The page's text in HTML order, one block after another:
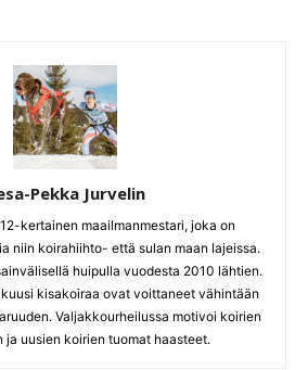
Pekka Jurvelin
kertainen maailmanmestari, joka on
niin koirahiihto- että sulan maan lajeissa.
huipulla vuodesta 2010 lähtien.
kisakoiraa ovat voittaneet vähintään
Valjakkourheilussa motivoi koirien
ja uusien koirien tuomat haasteet.